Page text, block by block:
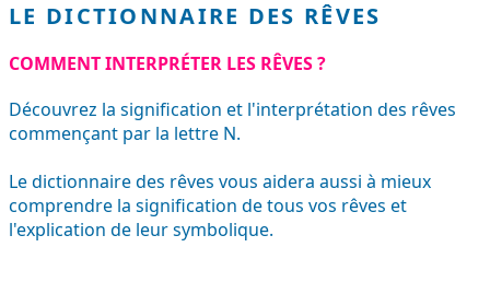
LE DICTIONNAIRE DES RÊVES
COMMENT INTERPRÉTER LES RÊVES ?
Découvrez la signification et l'interprétation des rêves
commençant par la lettre N.
Le dictionnaire des rêves vous aidera aussi à mieux
comprendre la signification de tous vos rêves et
l'explication de leur symbolique.